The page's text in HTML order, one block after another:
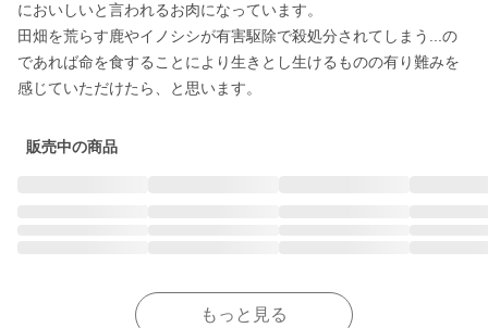
においしいと言われるお肉になっています。
田畑を荒らす鹿やイノシシが有害駆除で殺処分されてしまう...の
であれば命を食することにより生きとし生けるものの有り難みを
感じていただけたら、と思います。
販売中の商品
もっと見る